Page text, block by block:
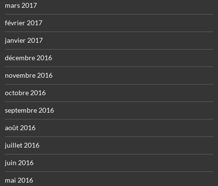
mars 2017
février 2017
janvier 2017
décembre 2016
novembre 2016
octobre 2016
septembre 2016
août 2016
juillet 2016
juin 2016
mai 2016